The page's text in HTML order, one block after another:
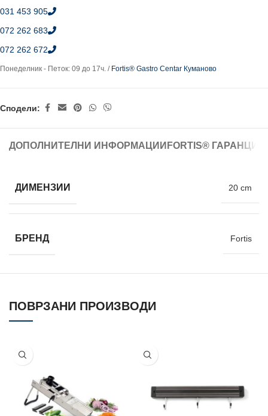
031 453 905
072 262 683
072 262 672
Понеделник - Петок: 09 до 17ч. / Fortis® Gastro Centar Куманово
Сподели:
ДОПОЛНИТЕЛНИ ИНФОРМАЦИИ FORTIS®
ДИМЕНЗИИ 20 cm
БРЕНД Fortis
ПОВРЗАНИ ПРОИЗВОДИ